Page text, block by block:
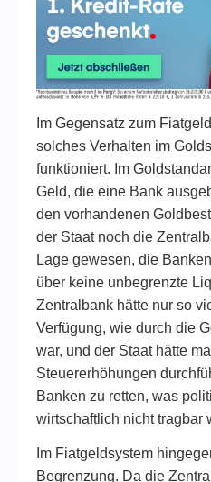
Im Gegensatz zum
solches Verhalten im
funktioniert. Im
Geld, die eine Bank
den vorhandenen
der Staat noch die
Lage gewesen, die
über keine unbegrenzte
Zentralbank hätte nur so
Verfügung, wie durch die
war, und der Staat hätte
Steuererhöhungen
Banken zu retten, was
wirtschaftlich nicht tragbar
Im Fiatgeldsystem
Begrenzung. Da die